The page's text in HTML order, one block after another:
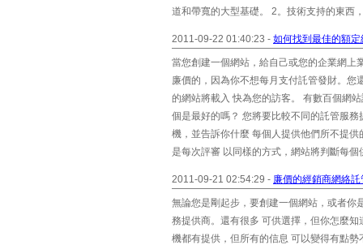
道和帶寬的大型基礎。 2。技術支持的東西
2011-09-22 01:40:23 - 如何找到最佳的額
當您創建一個網站，給自己或您的企業網上
廉價的，因為你不想每月支付託管發財。
的網站將載入 快為您的訪客。 有數百個網
個是最好的嗎？ 您將要比較不同的託管服
機，並告訴你什麼 每個人提供他們所不提
是每次評審 以同樣的方式，網站將判斷每
2011-09-21 02:54:29 - 廉價的經銷商網絡
無論您是剛起步，要創建一個網站，或者你
務提供商。還有很多 可供選擇，但你怎麼
機都有提供，但所有的信息 可以變得有點